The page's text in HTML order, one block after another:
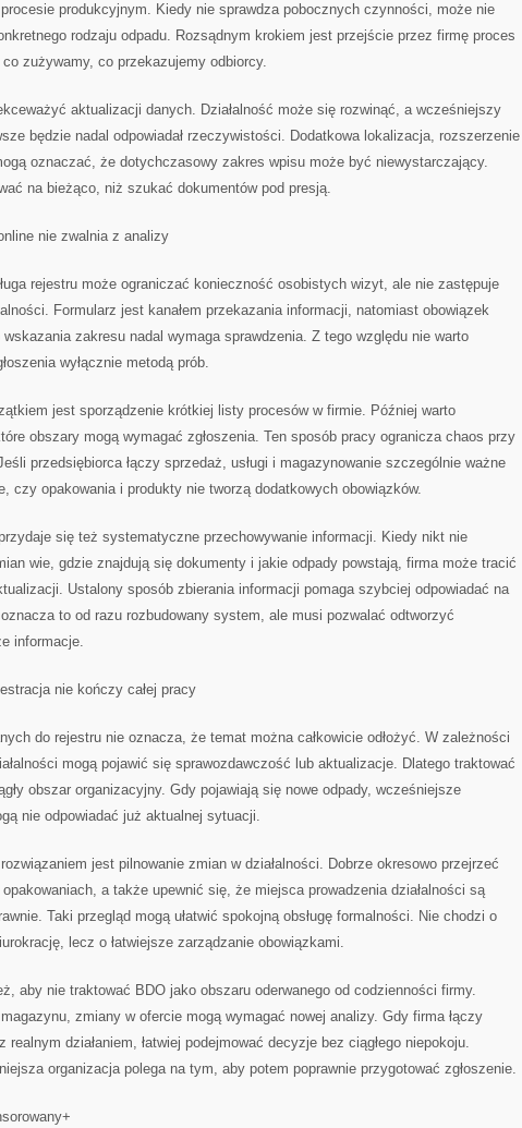
produkcyjnym. Kiedy nie sprawdza pobocznych czynności, może nie
rodzaju odpadu. Rozsądnym krokiem jest przejście przez firmę proces
zużywamy, co przekazujemy odbiorcy.
aktualizacji danych. Działalność może się rozwinąć, a wcześniejszy
będzie nadal odpowiadał rzeczywistości. Dodatkowa lokalizacja, rozszerzenie
oznaczać, że dotychczasowy zakres wpisu może być niewystarczający.
na bieżąco, niż szukać dokumentów pod presją.
nie zwalnia z analizy
rejestru może ograniczać konieczność osobistych wizyt, ale nie zastępuje
Formularz jest kanałem przekazania informacji, natomiast obowiązek
wskazania zakresu nadal wymaga sprawdzenia. Z tego względu nie warto
wyłącznie metodą prób.
jest sporządzenie krótkiej listy procesów w firmie. Później warto
obszary mogą wymagać zgłoszenia. Ten sposób pracy ogranicza chaos przy
przedsiębiorca łączy sprzedaż, usługi i magazynowanie szczególnie ważne
czy opakowania i produkty nie tworzą dodatkowych obowiązków.
się też systematyczne przechowywanie informacji. Kiedy nikt nie
wie, gdzie znajdują się dokumenty i jakie odpady powstają, firma może tracić
Ustalony sposób zbierania informacji pomaga szybciej odpowiadać na
to od razu rozbudowany system, ale musi pozwalać odtworzyć
informacje.
nie kończy całej pracy
do rejestru nie oznacza, że temat można całkowicie odłożyć. W zależności
mogą pojawić się sprawozdawczość lub aktualizacje. Dlatego traktować
obszar organizacyjny. Gdy pojawiają się nowe odpady, wcześniejsze
nie odpowiadać już aktualnej sytuacji.
jest pilnowanie zmian w działalności. Dobrze okresowo przejrzeć
a także upewnić się, że miejsca prowadzenia działalności są
Taki przegląd mogą ułatwić spokojną obsługę formalności. Nie chodzi o
lecz o łatwiejsze zarządzanie obowiązkami.
aby nie traktować BDO jako obszaru oderwanego od codzienności firmy.
zmiany w ofercie mogą wymagać nowej analizy. Gdy firma łączy
realnym działaniem, łatwiej podejmować decyzje bez ciągłego niepokoju.
organizacja polega na tym, aby potem poprawnie przygotować zgłoszenie.